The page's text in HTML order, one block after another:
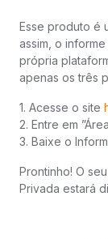
Esse produto é
assim, o
própria
apenas os três
1. Acesse o site
2. Entre em
3. Baixe o
Prontinho! O
Privada estará